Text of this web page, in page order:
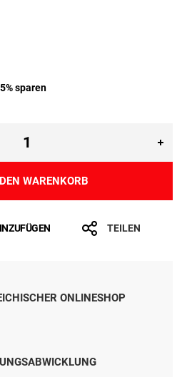
sparen
WARENKORB
TEILEN
ONLINESHOP